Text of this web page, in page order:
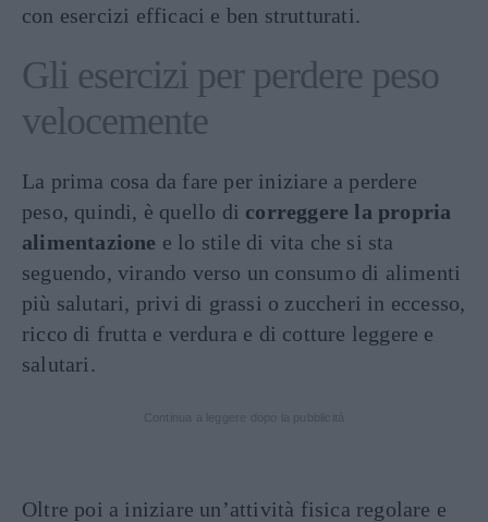
con esercizi efficaci e ben strutturati.
Gli esercizi per perdere peso
velocemente
La prima cosa da fare per iniziare a perdere
peso, quindi, è quello di correggere la propria
alimentazione e lo stile di vita che si sta
seguendo, virando verso un consumo di alimenti
più salutari, privi di grassi o zuccheri in eccesso,
ricco di frutta e verdura e di cotture leggere e
salutari.
Oltre poi a iniziare un’attività fisica regolare e